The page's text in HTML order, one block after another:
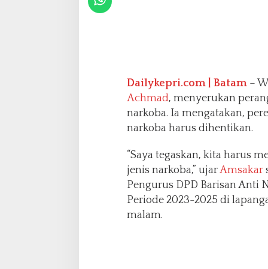
Dailykepri.com | Batam–
Achmad, menyerukan
narkoba. Ia mengatakan,
narkoba harus dihentikan.
“Saya tegaskan, kita harus
jenis narkoba,” ujarAmsakar
Pengurus DPD Barisan Anti
Periode 2023-2025 di
malam.